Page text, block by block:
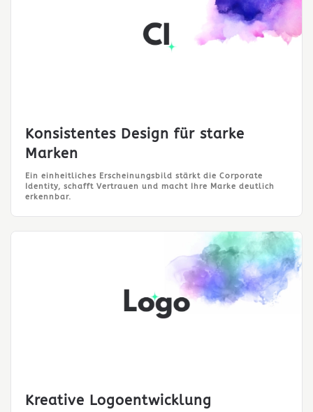
Konsistentes Design für starke
Marken
Ein einheitliches Erscheinungsbild stärkt die Corporate
Identity, schafft Vertrauen und macht Ihre Marke deutlich
erkennbar.
Kreative Logoentwicklung